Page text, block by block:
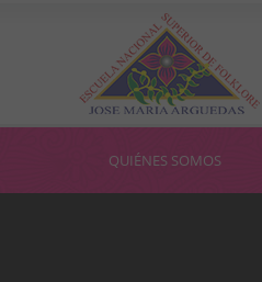
QUIÉNES SOMOS